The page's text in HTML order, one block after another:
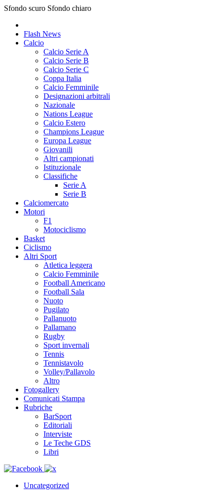
Sfondo scuro Sfondo chiaro
Flash News
Calcio
Calcio Serie A
Calcio Serie B
Calcio Serie C
Coppa Italia
Calcio Femminile
Designazioni arbitrali
Nazionale
Nations League
Calcio Estero
Champions League
Europa League
Giovanili
Altri campionati
Istituzionale
Classifiche
Serie A
Serie B
Calciomercato
Motori
F1
Motociclismo
Basket
Ciclismo
Altri Sport
Atletica leggera
Calcio Femminile
Football Americano
Football Sala
Nuoto
Pugilato
Pallanuoto
Pallamano
Rugby
Sport invernali
Tennis
Tennistavolo
Volley/Pallavolo
Altro
Fotogallery
Comunicati Stampa
Rubriche
BarSport
Editoriali
Interviste
Le Teche GDS
Libri
Uncategorized